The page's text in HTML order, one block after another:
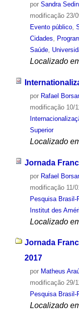
por Sandra
modificação23/
Evento público,
Cidades,
Saúde,
Localizado
por Rafael
modificação10/
Superior
Localizado
Jornada
por Rafael
modificação11/
Pesquisa Brasil-
Institut des
Localizado
Jornada
2017
por Matheus
modificação29/
Pesquisa Brasil-
Localizado